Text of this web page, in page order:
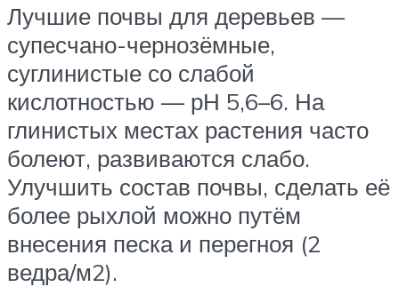
Лучшие почвы для деревьев —
супесчано-чернозёмные,
суглинистые со слабой
кислотностью — рН 5,6–6. На
глинистых местах растения часто
болеют, развиваются слабо.
Улучшить состав почвы, сделать её
более рыхлой можно путём
внесения песка и перегноя (2
ведра/м2).